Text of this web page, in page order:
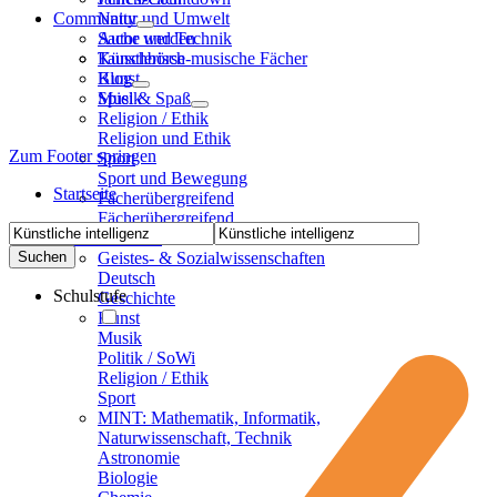
Natur und Umwelt
Sache und Technik
Künstlerisch-musische Fächer
Kunst
Musik
Religion / Ethik
Religion und Ethik
Sport
Sport und Bewegung
Fächerübergreifend
Fächerübergreifend
Sekundarstufen
Geistes- & Sozialwissenschaften
Deutsch
Geschichte
Kunst
Musik
Politik / SoWi
Religion / Ethik
Sport
MINT: Mathematik, Informatik,
Naturwissenschaft, Technik
Astronomie
Biologie
Community
Autor werden
Tauschbörse
Blog
Spiel & Spaß
Zum Footer springen
Startseite
Schulstufe